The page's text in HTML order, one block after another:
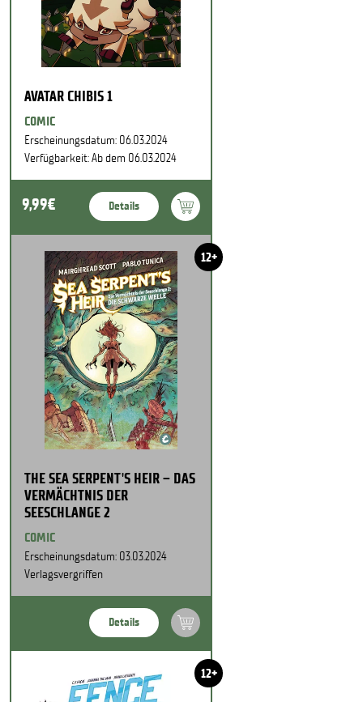
AVATAR CHIBIS 1
COMIC
Erscheinungsdatum: 06.03.2024
Verfügbarkeit: Ab dem 06.03.2024
9,99€ Details
12+
THE SEA SERPENT'S HEIR – DAS
VERMÄCHTNIS DER
SEESCHLANGE 2
COMIC
Erscheinungsdatum: 03.03.2024
Verlagsvergriffen
Details
12+